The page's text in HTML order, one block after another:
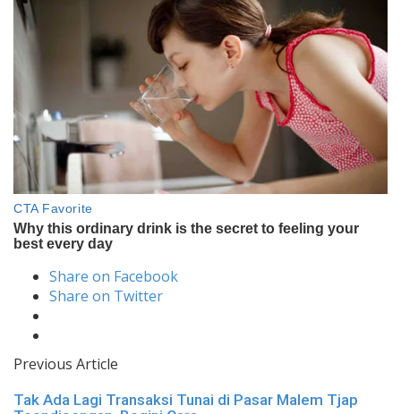
Share on Facebook
Share on Twitter
Previous Article
Tak Ada Lagi Transaksi Tunai di Pasar Malem Tjap